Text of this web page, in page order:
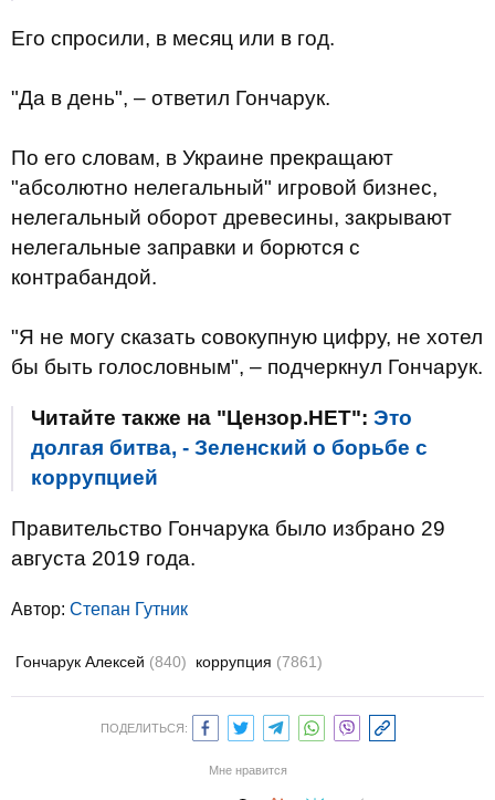
Его спросили, в месяц или в год.
"Да в день", – ответил Гончарук.
По его словам, в Украине прекращают
"абсолютно нелегальный" игровой бизнес,
нелегальный оборот древесины, закрывают
нелегальные заправки и борются с
контрабандой.
"Я не могу сказать совокупную цифру, не хотел
бы быть голословным", – подчеркнул Гончарук.
Читайте также на "Цензор.НЕТ": Это
долгая битва, - Зеленский о борьбе с
коррупцией
Правительство Гончарука было избрано 29
августа 2019 года.
Автор: Степан Гутник
Гончарук Алексей (840) коррупция (7861)
ПОДЕЛИТЬСЯ:
Мне нравится